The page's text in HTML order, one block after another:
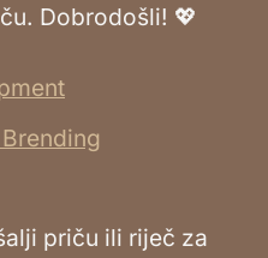
Dobrodošli! 💖
priču ili riječ za